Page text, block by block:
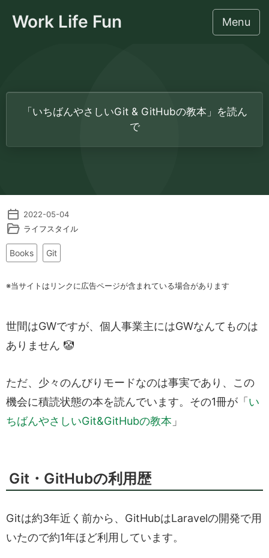
Work Life Fun Menu
社労士のための監督署対応相談
「いちばんやさしいGit & GitHubの教本」を読ん
で
2022-05-04
ライフスタイル
Books Git
※当サイトはリンクに広告ページが含まれている場合があります
世間はGWですが、個人事業主にはGWなんてものは
ありません 🤡
ただ、少々のんびりモードなのは事実であり、この
機会に積読状態の本を読んでいます。その1冊が「 い
ちばんやさしいGit&GitHubの教本 」
Git・GitHubの利用歴
Gitは約3年近く前から、GitHubはLaravelの開発で用
いたので約1年ほど利用しています。